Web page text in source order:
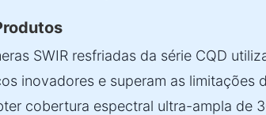
SWIR resfriadas da série CQD
inovadores e superam as limitações
cobertura espectral ultra-ampla de